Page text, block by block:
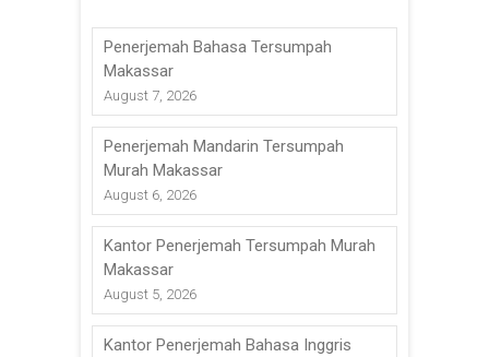
Penerjemah Bahasa Tersumpah
Makassar
August 7, 2026
Penerjemah Mandarin Tersumpah
Murah Makassar
August 6, 2026
Kantor Penerjemah Tersumpah Murah
Makassar
August 5, 2026
Kantor Penerjemah Bahasa Inggris